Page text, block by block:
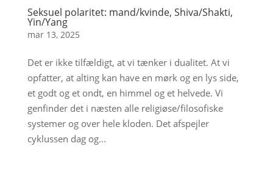
Seksuel polaritet: mand/kvinde, Shiva/Shakti,
Yin/Yang
mar 13, 2025
Det er ikke tilfældigt, at vi tænker i dualitet. At vi
opfatter, at alting kan have en mørk og en lys side,
et godt og et ondt, en himmel og et helvede. Vi
genfinder det i næsten alle religiøse/filosofiske
systemer og over hele kloden. Det afspejler
cyklussen dag og...